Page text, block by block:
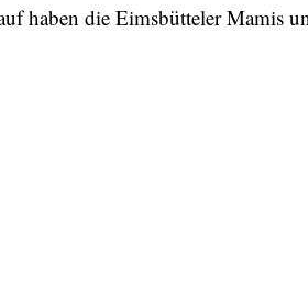
haben die Eimsbütteler Mamis